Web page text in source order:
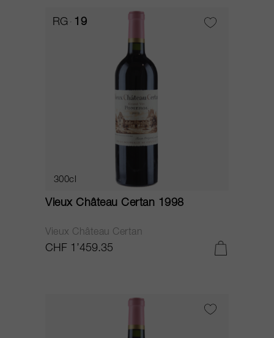
RG 19
300cl
Vieux Château Certan 1998
Vieux Château Certan
CHF 1’459.35